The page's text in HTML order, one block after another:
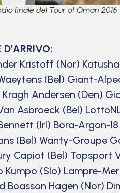
finale del Tour of Oman
D’ARRIVO:
Kristoff (Nor) Katusha
(Bel) Giant-
Kragh Andersen (Den)
Asbroeck (Bel)
(Irl) Bora-Argon-18
(Bel) Wanty-Groupe
Capiot (Bel) Topsport
Kumpo (Slo) Lampre-
Boasson Hagen (Nor)